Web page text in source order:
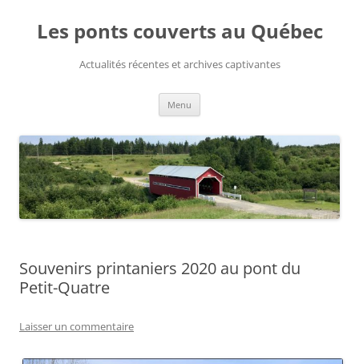
contenu
Les ponts couverts au Québec
Actualités récentes et archives captivantes
Menu
Souvenirs printaniers 2020 au pont du
Petit-Quatre
Laisser un commentaire